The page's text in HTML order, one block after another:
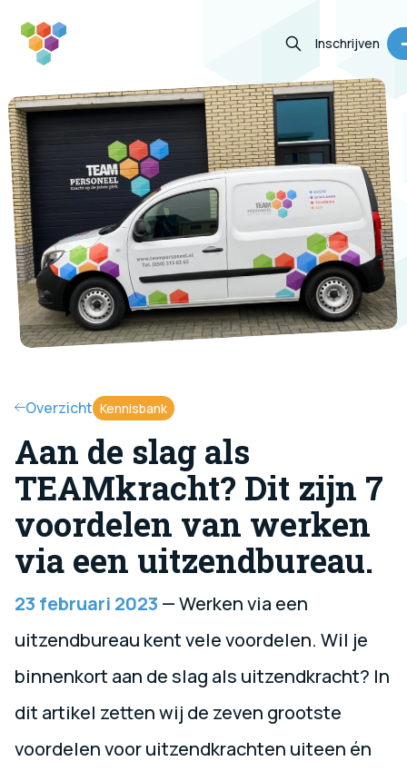
Inschrijven
Vacatures
Diensten
Informatie
Contact
(050) 313 63 65 Jouw portaal
Zoeken
Overzicht Kennisbank
Aan de slag als
TEAMkracht? Dit zijn 7
voordelen van werken
via een uitzendbureau.
23 februari 2023 — Werken via een
uitzendbureau kent vele voordelen. Wil je
binnenkort aan de slag als uitzendkracht? In
dit artikel zetten wij de zeven grootste
voordelen voor uitzendkrachten uiteen én